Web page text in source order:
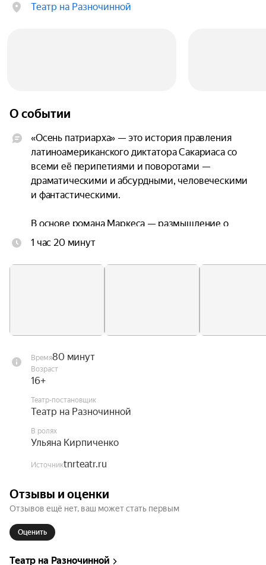
Театр на Разночинной
О событии
«Осень патриарха» — это история правления
латиноамериканского диктатора Сакариаса со
всеми её перипетиями и поворотами —
драматическими и абсурдными, человеческими
и фантастическими.
В основе романа Маркеса — размышление о
природе человека. О том, как добро может
ничего не может продолжаться вечно. И,
1 час 20 минут
Время80 минут
Возраст
16+
Театр-постановщик
Театр на Разночинной
В ролях
Ульяна Кирпиченко
Источникtnrteatr.ru
Отзывы и оценки
Отзывов ещё нет, ваш может стать первым
Оценить
Театр на Разночинной